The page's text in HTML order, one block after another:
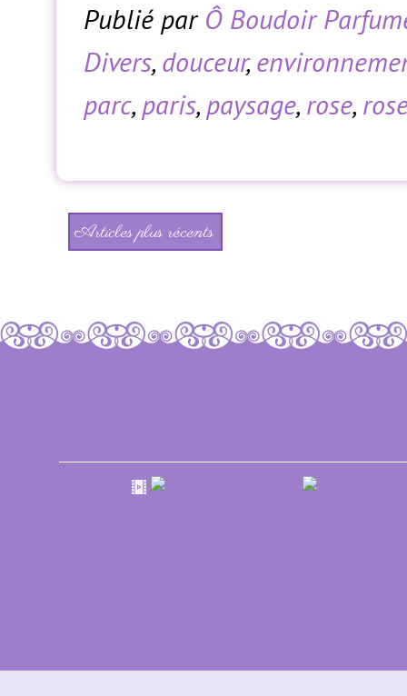
Publié par Ô Boudoir
Divers, douceur,
parc, paris, paysage, rose,
Articles plus récents